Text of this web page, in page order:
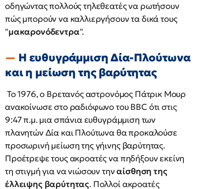
οδηγώντας πολλούς τηλεθεατές να ρωτήσουν
πώς μπορούν να καλλιεργήσουν τα δικά τους
"μακαρονόδεντρα". ​
Η ευθυγράμμιση Δία-Πλούτωνα
και η μείωση της βαρύτητας
Το 1976, ο Βρετανός αστρονόμος Πάτρικ Μουρ
ανακοίνωσε στο ραδιόφωνο του BBC ότι στις
9:47 π.μ. μια σπάνια ευθυγράμμιση των
πλανητών Δία και Πλούτωνα θα προκαλούσε
προσωρινή μείωση της γήινης βαρύτητας.
Προέτρεψε τους ακροατές να πηδήξουν εκείνη
τη στιγμή για να νιώσουν τηναίσθηση της
έλλειψης βαρύτητας. Πολλοί ακροατές